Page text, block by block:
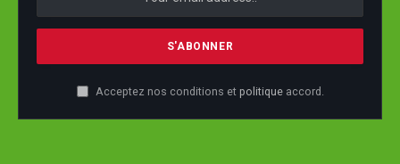
Acceptez nos conditions et politiqueaccord.